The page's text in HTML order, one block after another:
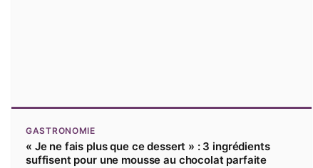
GASTRONOMIE
« Je ne fais plus que ce dessert » : 3 ingrédients
suffisent pour une mousse au chocolat parfaite